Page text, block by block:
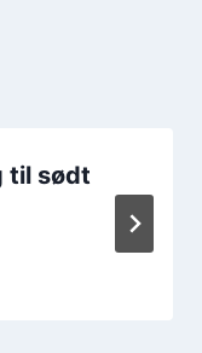
til sødt